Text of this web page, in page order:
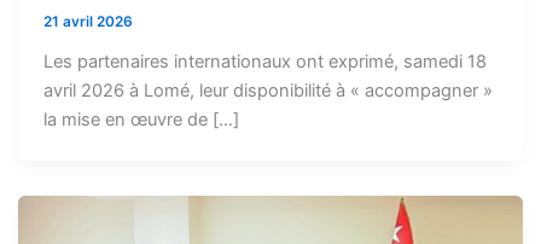
21 avril 2026
Les partenaires internationaux ont exprimé, samedi 18
avril 2026 à Lomé, leur disponibilité à « accompagner »
la mise en œuvre de […]